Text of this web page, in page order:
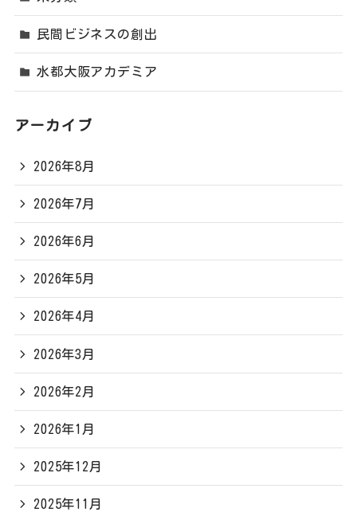
民間ビジネスの創出
水都大阪アカデミア
アーカイブ
2026年8月
2026年7月
2026年6月
2026年5月
2026年4月
2026年3月
2026年2月
2026年1月
2025年12月
2025年11月